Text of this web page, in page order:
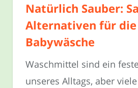
Natürlich Sauber:
Alternativen für die
Babywäsche
Waschmittel sind ein
unseres Alltags, aber